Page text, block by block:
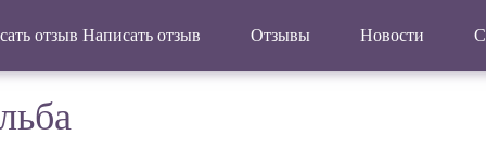
Написать отзыв Отзывы Новости